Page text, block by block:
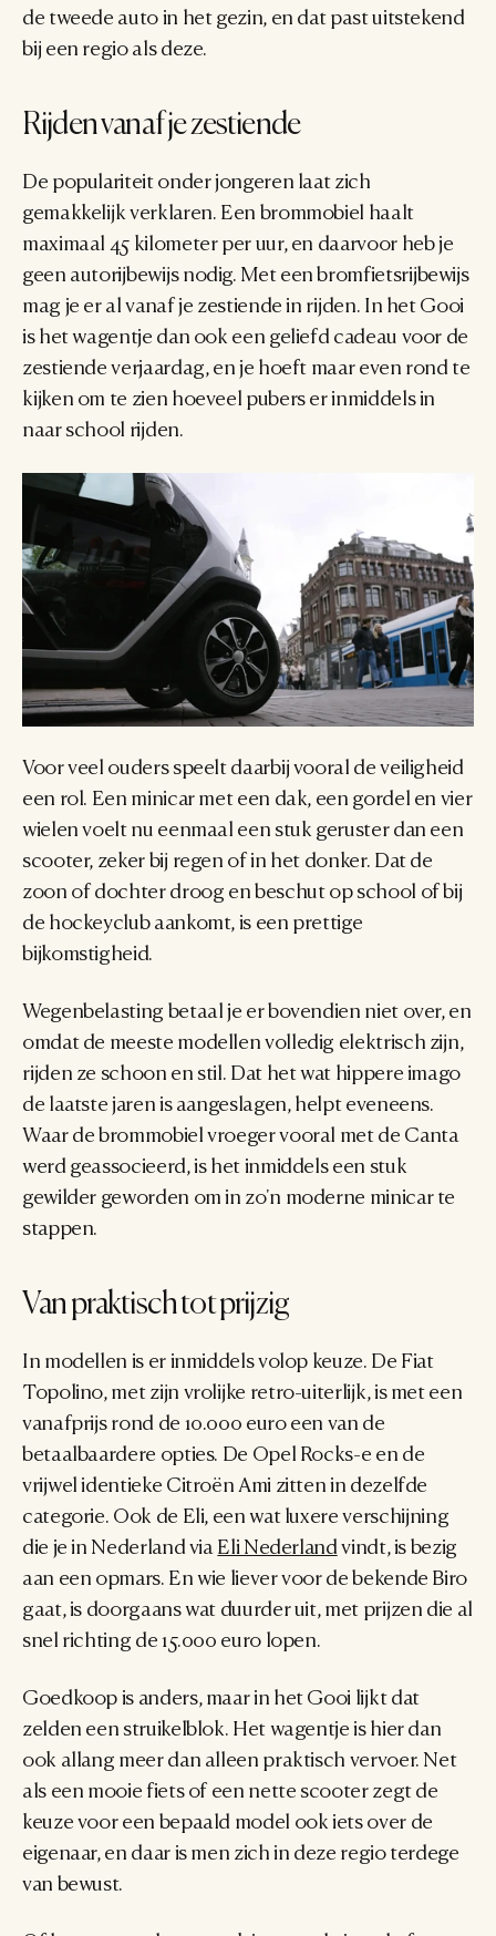
de tweede auto in het gezin, en dat past uitstekend
bij een regio als deze.
Rijden vanaf je zestiende
De populariteit onder jongeren laat zich
gemakkelijk verklaren. Een brommobiel haalt
maximaal 45 kilometer per uur, en daarvoor heb je
geen autorijbewijs nodig. Met een bromfietsrijbewijs
mag je er al vanaf je zestiende in rijden. In het Gooi
is het wagentje dan ook een geliefd cadeau voor de
zestiende verjaardag, en je hoeft maar even rond te
kijken om te zien hoeveel pubers er inmiddels in
naar school rijden.
Voor veel ouders speelt daarbij vooral de veiligheid
een rol. Een minicar met een dak, een gordel en vier
wielen voelt nu eenmaal een stuk geruster dan een
scooter, zeker bij regen of in het donker. Dat de
zoon of dochter droog en beschut op school of bij
de hockeyclub aankomt, is een prettige
bijkomstigheid.
Wegenbelasting betaal je er bovendien niet over, en
omdat de meeste modellen volledig elektrisch zijn,
rijden ze schoon en stil. Dat het wat hippere imago
de laatste jaren is aangeslagen, helpt eveneens.
Waar de brommobiel vroeger vooral met de Canta
werd geassocieerd, is het inmiddels een stuk
gewilder geworden om in zo'n moderne minicar te
stappen.
Van praktisch tot prijzig
In modellen is er inmiddels volop keuze. De Fiat
Topolino, met zijn vrolijke retro-uiterlijk, is met een
vanafprijs rond de 10.000 euro een van de
betaalbaardere opties. De Opel Rocks-e en de
vrijwel identieke Citroën Ami zitten in dezelfde
categorie. Ook de Eli, een wat luxere verschijning
die je in Nederland via Eli Nederland vindt, is bezig
aan een opmars. En wie liever voor de bekende Biro
gaat, is doorgaans wat duurder uit, met prijzen die al
snel richting de 15.000 euro lopen.
Goedkoop is anders, maar in het Gooi lijkt dat
zelden een struikelblok. Het wagentje is hier dan
ook allang meer dan alleen praktisch vervoer. Net
als een mooie fiets of een nette scooter zegt de
keuze voor een bepaald model ook iets over de
eigenaar, en daar is men zich in deze regio terdege
van bewust.